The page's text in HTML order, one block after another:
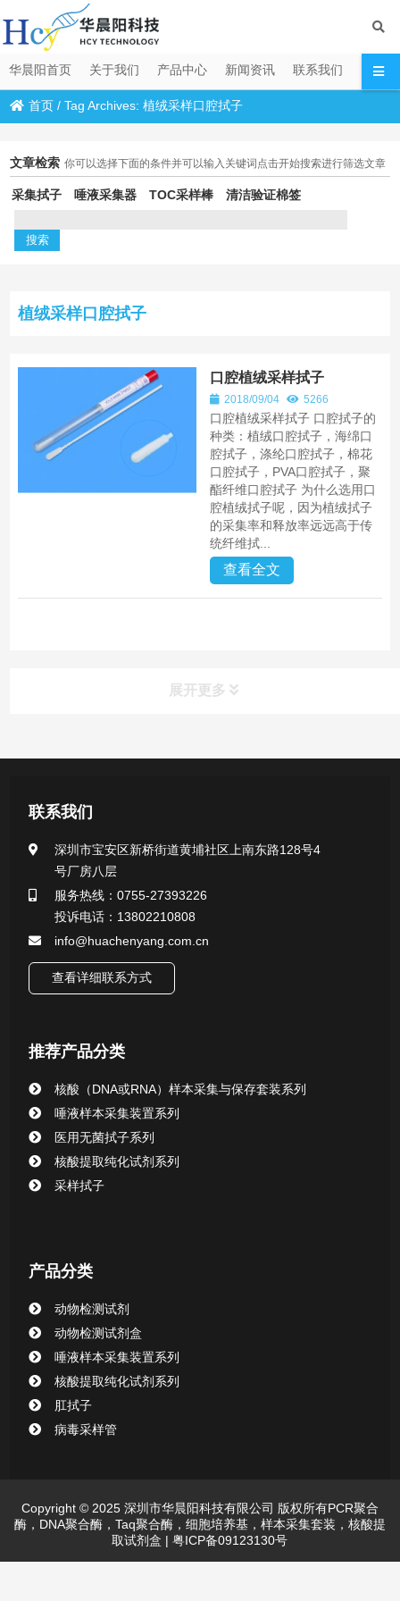
华晨阳首页 关于我们 产品中心 新闻资讯 联系我们
首页 /Tag Archives: 植绒采样口腔拭子
文章检索 你可以选择下面的条件并可以输入关键词点击开始搜索进行筛选文章
采集拭子 唾液采集器 TOC采样棒 清洁验证棉签
植绒采样口腔拭子
口腔植绒采样拭子
2018/09/04 5266
口腔植绒采样拭子 口腔拭子的
种类：植绒口腔拭子，海绵口
腔拭子，涤纶口腔拭子，棉花
口腔拭子，PVA口腔拭子，聚
酯纤维口腔拭子 为什么选用口
腔植绒拭子呢，因为植绒拭子
的采集率和释放率远远高于传
统纤维拭...
查看全文
展开更多
产品中心
医用无菌采样拭子系列
一次性使用采样器系列
微生物样本保存液（通用运输传媒介质）系列
核酸（DNA&RNA）样本采集与保存套装系列
唾液样本采集装置系列
清洁验证棉签系列
动物检测试剂
联系我们
深圳市宝安区新桥街道黄埔社区上南东路128号4
号厂房八层
服务热线：0755-27393226
投诉电话：13802210808
info@huachenyang.com.cn
查看详细联系方式
推荐产品分类
核酸（DNA或RNA）样本采集与保存套装系列
唾液样本采集装置系列
医用无菌拭子系列
核酸提取纯化试剂系列
采样拭子
产品分类
动物检测试剂
动物检测试剂盒
唾液样本采集装置系列
核酸提取纯化试剂系列
肛拭子
病毒采样管
Copyright © 2025 深圳市华晨阳科技有限公司 版权所有PCR聚合
酶，DNA聚合酶，Taq聚合酶，细胞培养基，样本采集套装，核酸提
取试剂盒 | 粤ICP备09123130号